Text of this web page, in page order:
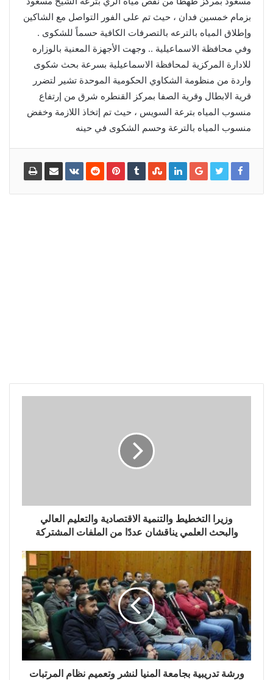
بزمام خمسين فدان ، حيث تم على الفور التواصل مع الشاكين
وإطلاق المياه بالترعه بالتصرفات الكافية حسماً للشكوى .
وفي محافظة الاسماعيلية .. وجهت الأجهزة المعنية بالوزاره
للادارة المركزية لمحافظة الاسماعيلية بسرعة بحث شكوى
واردة من منظومة الشكاوي الحكومية الموحدة تشير لتضرر
قرية الابطال وقرية الصفا بمركز القنطره شرق من إرتفاع
منسوب المياه بترعة السويس ، حيث تم إتخاذ اللازمة وخفض
منسوب المياه بالترعة وحسم الشكوى في حينه
وزيرا التخطيط والتنمية الاقتصادية والتعليم العالي
والبحث العلمي يناقشان عددًا من الملفات المشتركة
ورشة تدريبية بجامعة المنيا لنشر وتعميم نظام المرتبات